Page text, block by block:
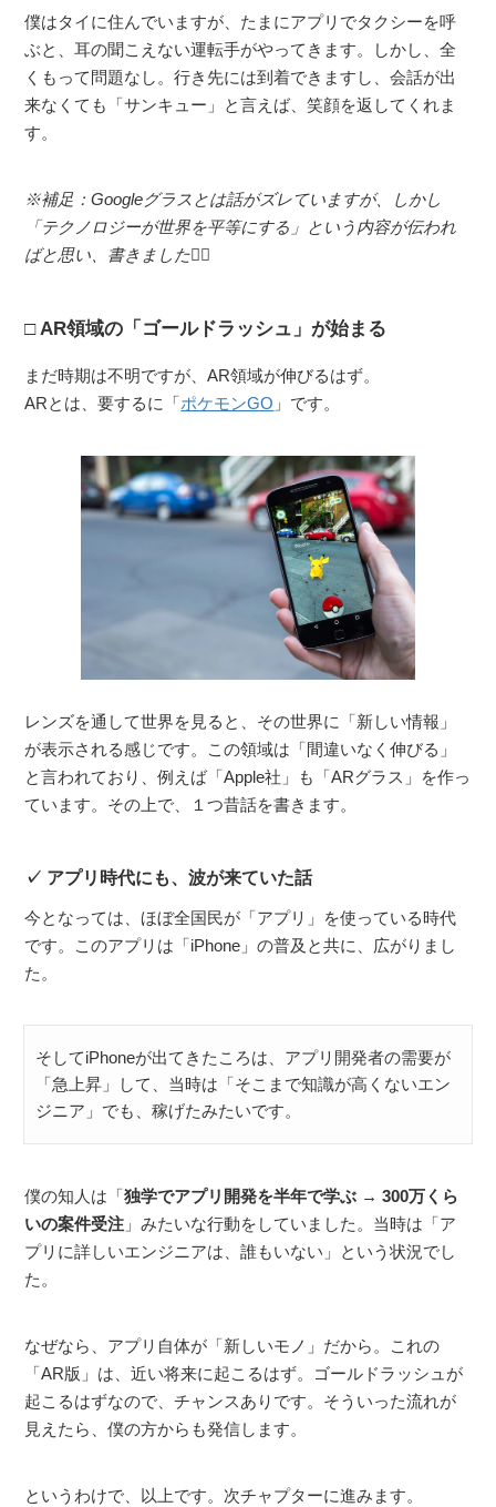
僕はタイに住んでいますが、たまにアプリでタクシーを呼
ぶと、耳の聞こえない運転手がやってきます。しかし、全
くもって問題なし。行き先には到着できますし、会話が出
来なくても「サンキュー」と言えば、笑顔を返してくれま
す。
※補足：Googleグラスとは話がズレていますが、しかし
「テクノロジーが世界を平等にする」という内容が伝われ
ばと思い、書きました🙇‍♂️
AR領域の「ゴールドラッシュ」が始まる
まだ時期は不明ですが、AR領域が伸びるはず。
ARとは、要するに「ポケモンGO 」です。
レンズを通して世界を見ると、その世界に「新しい情報」
が表示される感じです。この領域は「間違いなく伸びる」
と言われており、例えば「Apple社」も「ARグラス」を作っ
ています。その上で、１つ昔話を書きます。
アプリ時代にも、波が来ていた話
今となっては、ほぼ全国民が「アプリ」を使っている時代
です。このアプリは「iPhone」の普及と共に、広がりまし
た。
そしてiPhoneが出てきたころは、アプリ開発者の需要が
「急上昇」して、当時は「そこまで知識が高くないエン
ジニア」でも、稼げたみたいです。
僕の知人は「独学でアプリ開発を半年で学ぶ → 300万くら
いの案件受注 」みたいな行動をしていました。当時は「ア
プリに詳しいエンジニアは、誰もいない」という状況でし
た。
なぜなら、アプリ自体が「新しいモノ」だから。これの
「AR版」は、近い将来に起こるはず。ゴールドラッシュが
起こるはずなので、チャンスありです。そういった流れが
見えたら、僕の方からも発信します。
というわけで、以上です。次チャプターに進みます。